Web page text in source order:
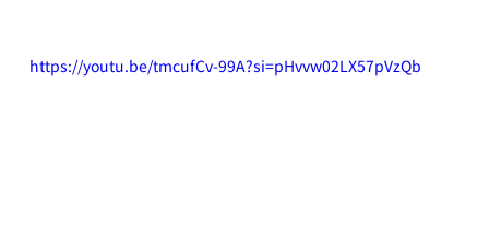
https://youtu.be/tmcufCv-99A?si=pHvvw02LX57pVzQb